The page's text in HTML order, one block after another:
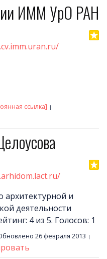
ИММ УрО РАН
ссылка]
архитектурной и
деятельности
4 из 5. Голосов: 1
26 февраля 2013